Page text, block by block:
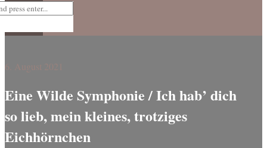
6. August 2021
Eine Wilde Symphonie / Ich hab’ dich
so lieb, mein kleines, trotziges
Eichhörnchen